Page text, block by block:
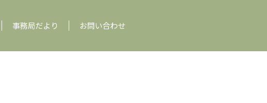
事務局だより お問い合わせ